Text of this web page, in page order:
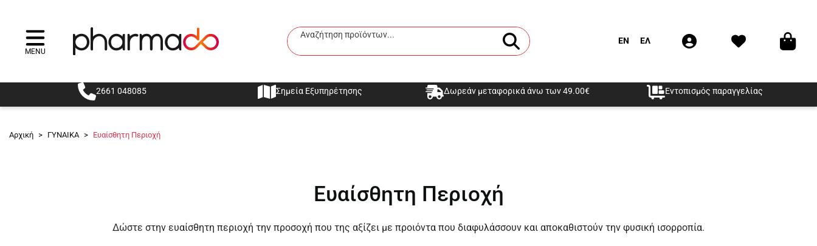
Menu
MENU
Αναζήτηση προϊόντων...
EN ΕΛ
2661 048085 Σημεία Εξυπηρέτησης Δωρεάν μεταφορικά άνω των 49.00€ Εντοπισμός παραγγελίας
Αναζήτηση
Αρχική > ΓΥΝΑΙΚΑ > Ευαίσθητη Περιοχή
Ευαίσθητη Περιοχή
Δώστε στην ευαίσθητη περιοχή την προσοχή που της αξίζει με προιόντα που διαφυλάσσουν και αποκαθιστούν την φυσική ισορροπία.